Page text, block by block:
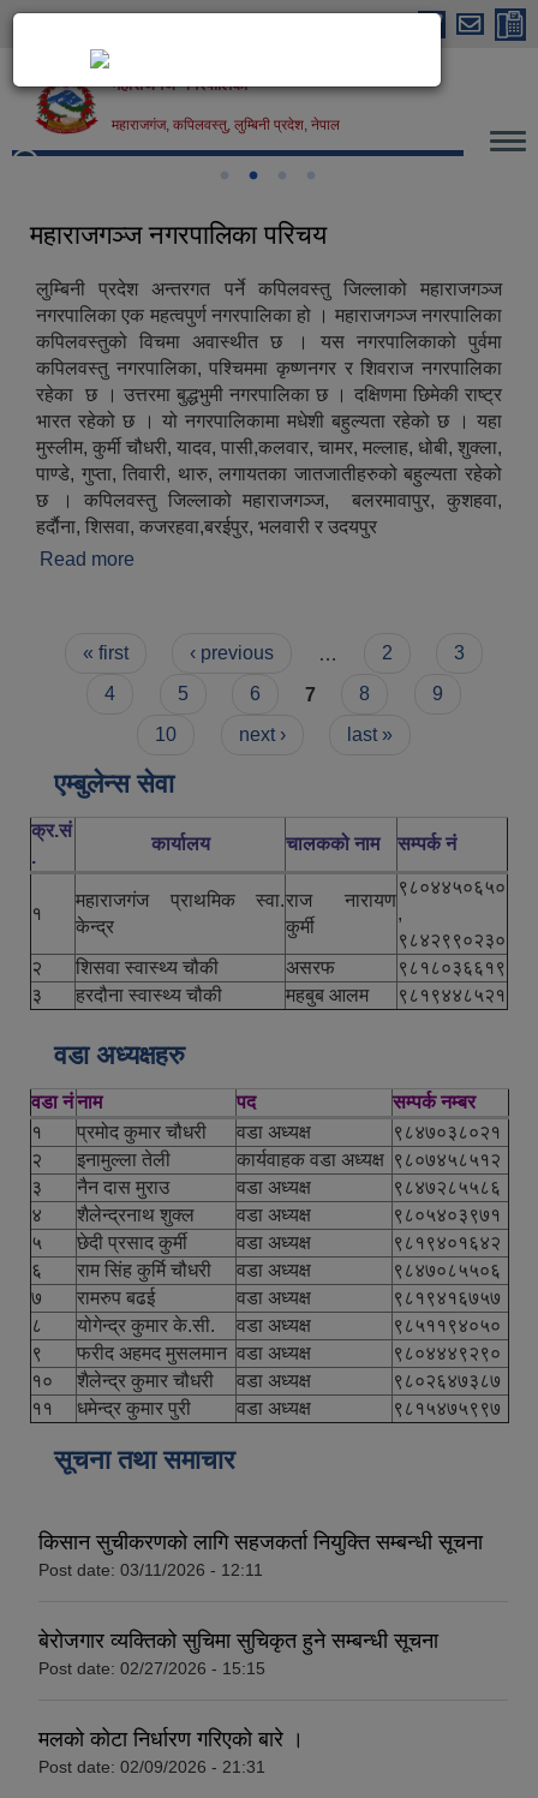
Skip to main content
महाराजगंज नगरपालिका
महाराजगंज, कपिलवस्तु, लुम्बिनी प्रदेश, नेपाल
महाराजगञ्ज नगरपालिका परिचय
लुम्बिनी प्रदेश अन्तरगत पर्ने कपिलवस्तु जिल्लाको महाराजगञ्ज
नगरपालिका एक महत्वपुर्ण नगरपालिका हो । महाराजगञ्ज नगरपालिका
कपिलवस्तुको विचमा अवास्थीत छ । यस नगरपालिकाको पुर्वमा
कपिलवस्तु नगरपालिका, पश्चिममा कृष्णनगर र शिवराज नगरपालिका
रहेका छ । उत्तरमा बुद्धभुमी नगरपालिका छ । दक्षिणमा छिमेकी राष्ट्र
भारत रहेको छ । यो नगरपालिकामा मधेशी बहुल्यता रहेको छ । यहा
मुस्लीम, कुर्मी चौधरी, यादव, पासी,कलवार, चामर, मल्लाह, धोबी, शुक्ला,
पाण्डे, गुप्ता, तिवारी, थारु, लगायतका जातजातीहरुको बहुल्यता रहेको
छ । कपिलवस्तु जिल्लाको महाराजगञ्ज, बलरमावापुर, कुशहवा,
हर्दाैना, शिसवा, कजरहवा,बरईपुर, भलवारी र उदयपुर
Read more
Pages
« first ‹ previous 2
3
4
5 6 7 8
9
10
next › last »
एम्बुलेन्स सेवा
क्र.सं
.
कार्यालय चालकको नाम सम्पर्क नं
१
महाराजगंज प्राथमिक स्वा.
केन्द्र
राज नारायण
कुर्मी
९८०४४५०६५०
,
९८४२९९०२३०
२
शिसवा स्वास्थ्य चौकी असरफ
९८१८०३६६१९
३
हरदौना स्वास्थ्य चौकी महबुब आलम ९८१९४४८५२१
वडा अध्यक्षहरु
वडा नंनाम पद
सम्पर्क नम्बर
१
प्रमोद कुमार चौधरी वडा अध्यक्ष
९८४७०३८०२१
२
इनामुल्ला तेली कार्यवाहक वडा अध्यक्ष ९८०७४५८५१२
३
नैन दास मुराउ वडा अध्यक्ष
९८४७२८५५८६
४
शैलेन्द्रनाथ शुक्ल वडा अध्यक्ष
९८०५४०३९७१
५
छेदी प्रसाद कुर्मी वडा अध्यक्ष
९८१९४०१६४२
६
राम सिंह कुर्मि चौधरी वडा अध्यक्ष
९८४७०८५५०६
७
रामरुप बढई वडा अध्यक्ष
९८१९४१६७५७
८
योगेन्द्र कुमार के.सी. वडा अध्यक्ष
९८५११९४०५०
९
फरीद अहमद मुसलमान वडा अध्यक्ष
९८०४४४९२९०
१०
शैलेन्द्र कुमार चौधरी वडा अध्यक्ष
९८०२६४७३८७
११
धमेन्द्र कुमार पुरी वडा अध्यक्ष ९८१५४७५९९७
सूचना तथा समाचार
किसान सुचीकरणको लागि सहजकर्ता नियुक्ति सम्बन्धी सूचना
Post date: 03/11/2026 - 12:11
बेरोजगार व्यक्तिको सुचिमा सुचिकृत हुने सम्बन्धी सूचना
Post date: 02/27/2026 - 15:15
मलको कोटा निर्धारण गरिएको बारे ।
Post date: 02/09/2026 - 21:31